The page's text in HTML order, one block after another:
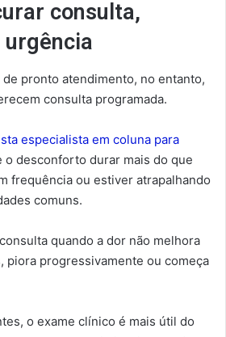
consulta,
urgência
pronto atendimento, no entanto,
consulta programada.
especialista em coluna para
o desconforto durar mais do que
frequência ou estiver atrapalhando
comuns.
quando a dor não melhora
piora progressivamente ou começa
o exame clínico é mais útil do